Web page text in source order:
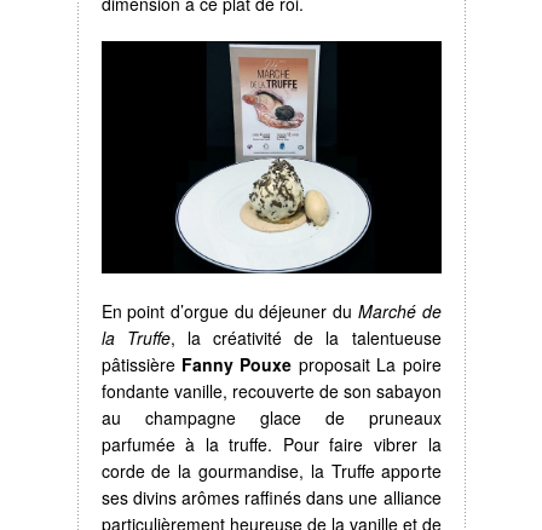
En point d’orgue du déjeuner du Marché de
la Truffe, la créativité de la talentueuse
pâtissière Fanny Pouxe proposait La poire
fondante vanille, recouverte de son sabayon
au champagne glace de pruneaux
parfumée à la truffe. Pour faire vibrer la
corde de la gourmandise, la Truffe apporte
ses divins arômes raffinés dans une alliance
particulièrement heureuse de la vanille et de